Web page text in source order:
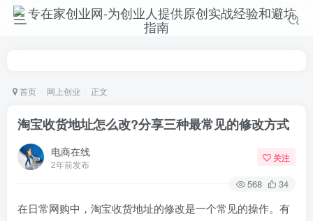
首页 网上创业 正文
淘宝收货地址怎么改?分享三种最常见的修改方式
电商在线
2年前发布
关注
568 34
在日常网购中，淘宝收货地址的修改是一个常见的操作。有